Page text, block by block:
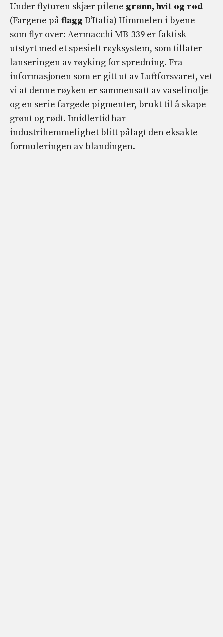
Under flyturen skjær pilene grønn, hvit og rød
(Fargene påflagg D’Italia) Himmelen i byene
som flyr over: Aermacchi MB-339 er faktisk
utstyrt med et spesielt røyksystem, som tillater
lanseringen av røyking for spredning. Fra
informasjonen som er gitt ut av Luftforsvaret, vet
vi at denne røyken er sammensatt av vaselinolje
og en serie fargede pigmenter, brukt til å skape
grønt og rødt. Imidlertid har
industrihemmelighet blitt pålagt den eksakte
formuleringen av blandingen.